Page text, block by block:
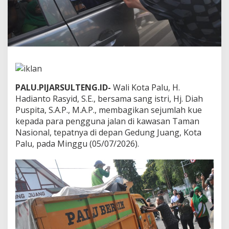
s
t
r
i
B
g
i
K
e
R
a
k
n
K
e
m
e
PALU.PIJARSULTENG.ID- Wali Kota Palu, H.
Hadianto Rasyid, S.E., bersama sang istri, Hj. Diah
Puspita, S.A.P., M.A.P., membagikan sejumlah kue
kepada para pengguna jalan di kawasan Taman
Nasional, tepatnya di depan Gedung Juang, Kota
Palu, pada Minggu (05/07/2026).